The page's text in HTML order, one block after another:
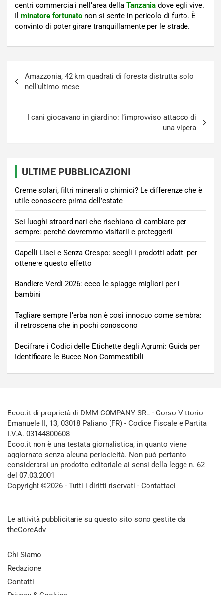
centri commerciali nell’area della Tanzania dove egli vive.
Il minatore fortunato non si sente in pericolo di furto. È
convinto di poter girare tranquillamente per le strade.
articoli
Amazzonia, 42 km quadrati di foresta distrutta solo
nell’ultimo mese
I cani giocavano in giardino: l’improvviso attacco di
una vipera
ULTIME PUBBLICAZIONI
Creme solari, filtri minerali o chimici? Le differenze che è
utile conoscere prima dell’estate
Sei luoghi straordinari che rischiano di cambiare per
sempre: perché dovremmo visitarli e proteggerli
Capelli Lisci e Senza Crespo: scegli i prodotti adatti per
ottenere questo effetto
Bandiere Verdi 2026: ecco le spiagge migliori per i
bambini
Tagliare sempre l’erba non è così innocuo come sembra:
il retroscena che in pochi conoscono
Decifrare i Codici delle Etichette degli Agrumi: Guida per
Identificare le Bucce Non Commestibili
Ecoo.it di proprietà di DMM COMPANY SRL - Corso Vittorio
Emanuele II, 13, 03018 Paliano (FR) - Codice Fiscale e Partita
I.V.A. 03144800608
Ecoo.it non è una testata giornalistica, in quanto viene
aggiornato senza alcuna periodicità. Non può pertanto
considerarsi un prodotto editoriale ai sensi della legge n. 62
del 07.03.2001
Copyright ©2026 - Tutti i diritti riservati - Contattaci
Le attività pubblicitarie su questo sito sono gestite da
theCoreAdv
Chi Siamo
Redazione
Contatti